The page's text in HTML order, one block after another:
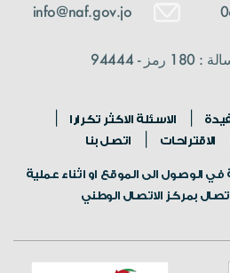
180 رمز - 94444
الاسئلة الاكثر تكرارا
الاقتراحات اتصل بنا
الوصول الى الموقع او اثناء عملية
بمركز الاتصال الوطني